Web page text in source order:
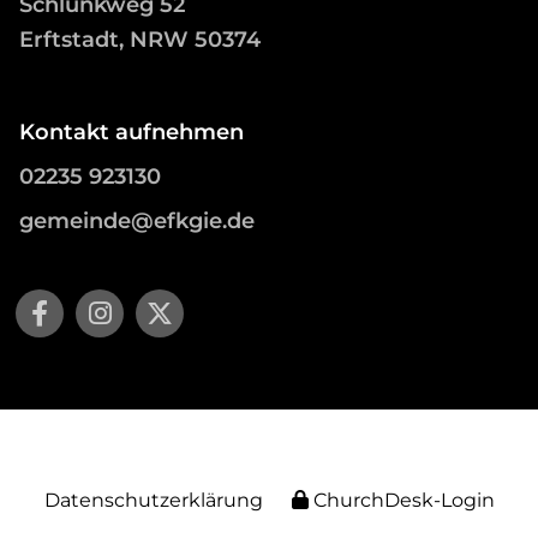
Erftstadt, NRW 50374
Kontakt aufnehmen
02235 923130
gemeinde@efkgie.de
Datenschutzerklärung ChurchDesk-Login